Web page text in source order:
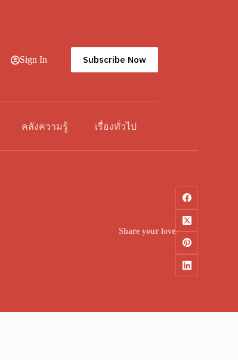
Sign In Subscribe Now
คลังความรู้ เรื่องทั่วไป
Share your love